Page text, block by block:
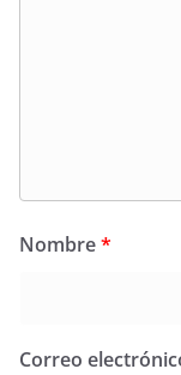
Nombre*
Correo